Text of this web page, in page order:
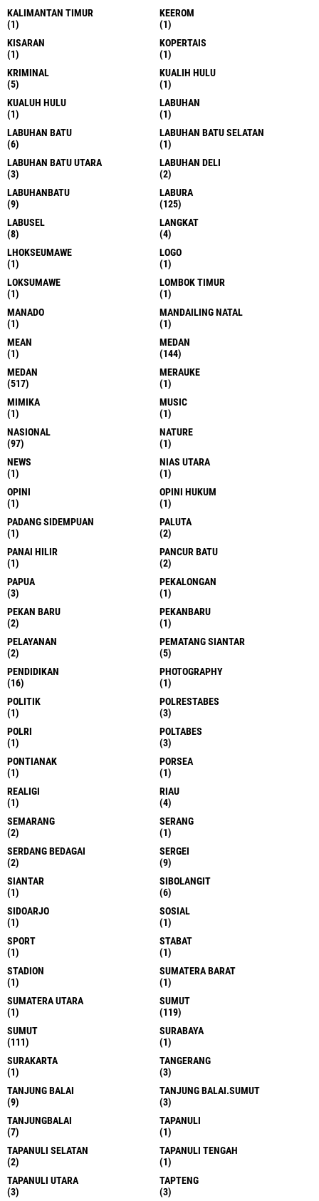
KALIMANTAN TIMUR
(1)
KEEROM
(1)
KISARAN
(1)
KOPERTAIS
(1)
KRIMINAL
(5)
KUALIH HULU
(1)
KUALUH HULU
(1)
LABUHAN
(1)
LABUHAN BATU
(6)
LABUHAN BATU SELATAN
(1)
LABUHAN BATU UTARA
(3)
LABUHAN DELI
(2)
LABUHANBATU
(9)
LABURA
(125)
LABUSEL
(8)
LANGKAT
(4)
LHOKSEUMAWE
(1)
LOGO
(1)
LOKSUMAWE
(1)
LOMBOK TIMUR
(1)
MANADO
(1)
MANDAILING NATAL
(1)
MEAN
(1)
MEDAN
(144)
MEDAN
(517)
MERAUKE
(1)
MIMIKA
(1)
MUSIC
(1)
NASIONAL
(97)
NATURE
(1)
NEWS
(1)
NIAS UTARA
(1)
OPINI
(1)
OPINI HUKUM
(1)
PADANG SIDEMPUAN
(1)
PALUTA
(2)
PANAI HILIR
(1)
PANCUR BATU
(2)
PAPUA
(3)
PEKALONGAN
(1)
PEKAN BARU
(2)
PEKANBARU
(1)
PELAYANAN
(2)
PEMATANG SIANTAR
(5)
PENDIDIKAN
(16)
PHOTOGRAPHY
(1)
POLITIK
(1)
POLRESTABES
(3)
POLRI
(1)
POLTABES
(3)
PONTIANAK
(1)
PORSEA
(1)
REALIGI
(1)
RIAU
(4)
SEMARANG
(2)
SERANG
(1)
SERDANG BEDAGAI
(2)
SERGEI
(9)
SIANTAR
(1)
SIBOLANGIT
(6)
SIDOARJO
(1)
SOSIAL
(1)
SPORT
(1)
STABAT
(1)
STADION
(1)
SUMATERA BARAT
(1)
SUMATERA UTARA
(1)
SUMUT
(119)
SUMUT
(111)
SURABAYA
(1)
SURAKARTA
(1)
TANGERANG
(3)
TANJUNG BALAI
(9)
TANJUNG BALAI.SUMUT
(3)
TANJUNGBALAI
(7)
TAPANULI
(1)
TAPANULI SELATAN
(2)
TAPANULI TENGAH
(1)
TAPANULI UTARA
(3)
TAPTENG
(3)